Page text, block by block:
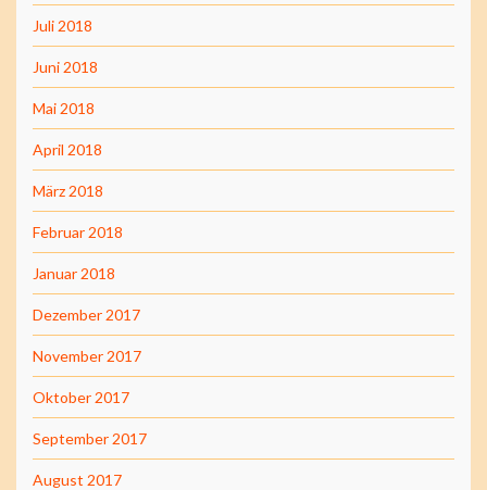
Juli 2018
Juni 2018
Mai 2018
April 2018
März 2018
Februar 2018
Januar 2018
Dezember 2017
November 2017
Oktober 2017
September 2017
August 2017